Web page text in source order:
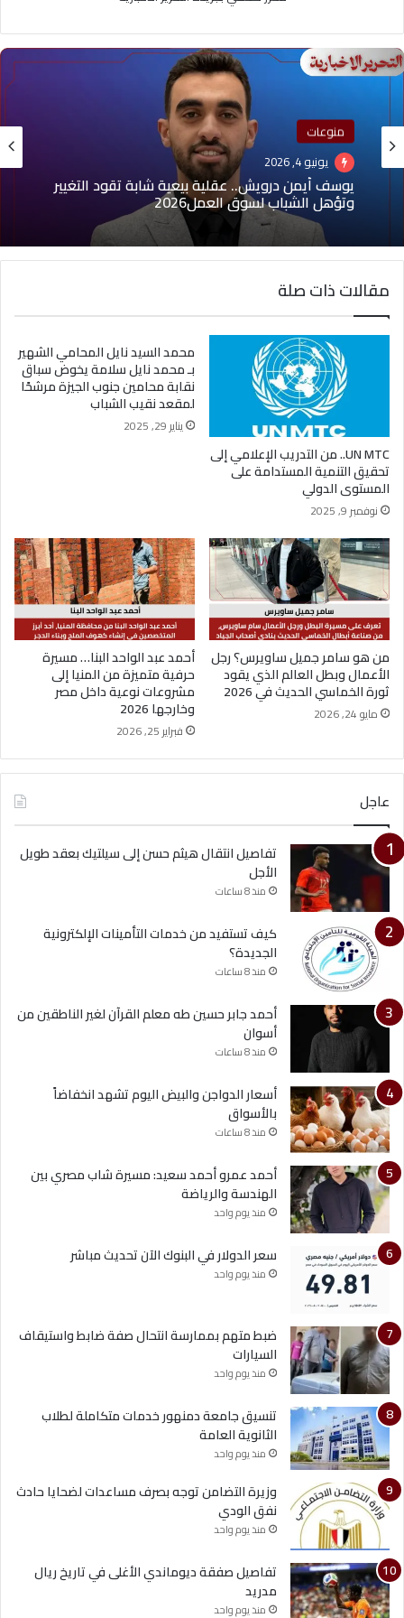
منوعات
يونيو 4, 2026
يوسف أيمن درويش.. عقلية بيعية شابة تقود التغيير
وتؤهل الشباب لسوق العمل2026
مقالات ذات صلة
UN MTC.. من التدريب الإعلامي إلى
تحقيق التنمية المستدامة على
المستوى الدولي
نوفمبر 9, 2025
محمد السيد نايل المحامي الشهير
بـ محمد نايل سلامة يخوض سباق
نقابة محامين جنوب الجيزة مرشحًا
لمقعد نقيب الشباب
يناير 29, 2025
من هو سامر جميل ساويرس؟ رجل
الأعمال وبطل العالم الذي يقود
ثورة الخماسي الحديث في 2026
مايو 24, 2026
أحمد عبد الواحد البنا… مسيرة
حرفية متميزة من المنيا إلى
مشروعات نوعية داخل مصر
وخارجها 2026
فبراير 25, 2026
عاجل
تفاصيل انتقال هيثم حسن إلى سيلتيك بعقد طويل
الأجل
منذ 8 ساعات
كيف تستفيد من خدمات التأمينات الإلكترونية
الجديدة؟
منذ 8 ساعات
أحمد جابر حسين طه معلم القرآن لغير الناطقين من
أسوان
منذ 8 ساعات
أسعار الدواجن والبيض اليوم تشهد انخفاضاً
بالأسواق
منذ 8 ساعات
أحمد عمرو أحمد سعيد: مسيرة شاب مصري بين
الهندسة والرياضة
منذ يوم واحد
سعر الدولار في البنوك الآن تحديث مباشر
منذ يوم واحد
ضبط متهم بممارسة انتحال صفة ضابط واستيقاف
السيارات
منذ يوم واحد
تنسيق جامعة دمنهور خدمات متكاملة لطلاب
الثانوية العامة
منذ يوم واحد
وزيرة التضامن توجه بصرف مساعدات لضحايا حادث
نفق الودي
منذ يوم واحد
تفاصيل صفقة ديوماندي الأغلى في تاريخ ريال
مدريد
منذ يوم واحد